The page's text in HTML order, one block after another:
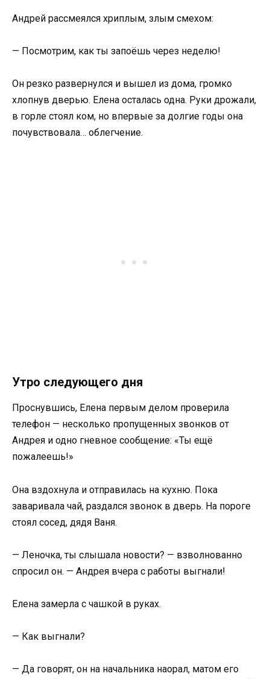
Андрей рассмеялся хриплым, злым смехом:
— Посмотрим, как ты запоёшь через неделю!
Он резко развернулся и вышел из дома, громко
хлопнув дверью. Елена осталась одна. Руки дрожали,
в горле стоял ком, но впервые за долгие годы она
почувствовала… облегчение.
Утро следующего дня
Проснувшись, Елена первым делом проверила
телефон — несколько пропущенных звонков от
Андрея и одно гневное сообщение: «Ты ещё
пожалеешь!»
Она вздохнула и отправилась на кухню. Пока
заваривала чай, раздался звонок в дверь. На пороге
стоял сосед, дядя Ваня.
— Леночка, ты слышала новости? — взволнованно
спросил он. — Андрея вчера с работы выгнали!
Елена замерла с чашкой в руках.
— Как выгнали?
— Да говорят, он на начальника наорал, матом его